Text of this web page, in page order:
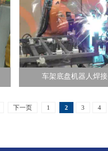
车架底盘机器人焊接
下一页 1 2 3 4